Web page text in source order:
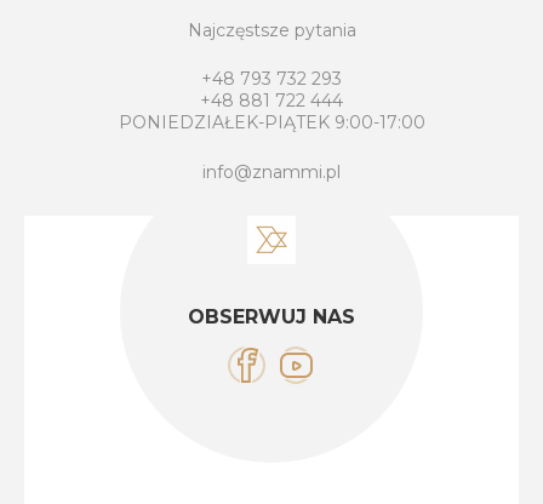
Najczęstsze pytania
+48 793 732 293
+48 881 722 444
PONIEDZIAŁEK-PIĄTEK 9:00-17:00
info@znammi.pl
OBSERWUJ NAS